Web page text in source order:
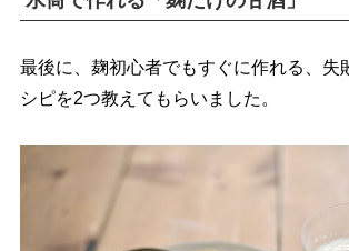
最後に、麹初心者でもすぐに作れる、失
シピを2つ教えてもらいました。